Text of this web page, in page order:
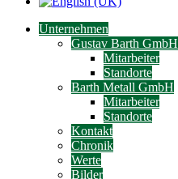
Unternehmen
Gustav Barth GmbH
Mitarbeiter
Standorte
Barth Metall GmbH
Mitarbeiter
Standorte
Kontakt
Chronik
Werte
Bilder